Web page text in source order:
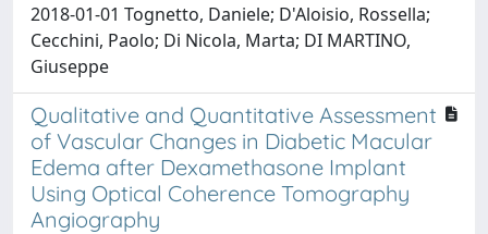
2018-01-01 Tognetto, Daniele; D'Aloisio, Rossella;
Cecchini, Paolo; Di Nicola, Marta; DI MARTINO,
Giuseppe
Qualitative and Quantitative Assessment
of Vascular Changes in Diabetic Macular
Edema after Dexamethasone Implant
Using Optical Coherence Tomography
Angiography